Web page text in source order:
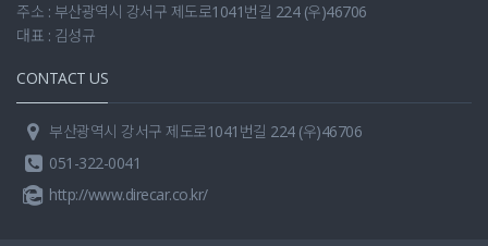
주소 : 부산광역시 강서구 제도로1041번길 224 (우)46706
대표 : 김성규
CONTACT US
부산광역시 강서구 제도로1041번길 224 (우)46706
051-322-0041
http://www.direcar.co.kr/